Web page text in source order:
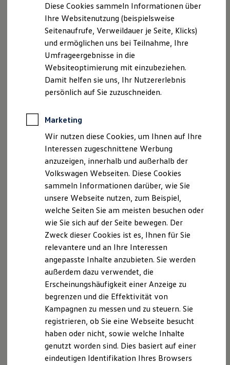
Behörden
Direktkunden
Sonderfahrzeuge
Anpfiff zum Gewinn
Elektromobilität
Elektroautos
ID. Tutorials
Elektrofahrzeugkonzepte
ID. EVERY1
Reichweite
Rekuperation
Laden unterwegs
Laden Zuhause
Ladestationen finden
Ladezeitensimulator
Batterie
Sicherheit
Nachhaltigkeit
Technologie
Kosten und Kauf
Kaufoptionen
E-Auto-Förderung
Software und Konnektivität
Die ID. Software 6
ID. Software Versionen und Updates
Digitale Extras
Schnittstellen zu Ihrem ID.
Hybridautos
Marke und Erlebnis
Volkswagen R und R Experience
R-Modelle
R Experience
Driving Experience
Volkswagen entdecken
Tel: +49 345 211560
Fax: +49 345 2115650
E-Mail:info.vw@asa-gruppe.de
Vertretende Geschäftsführung: Doreen Albrecht,
Michael Walter
Steuernummer: 110/105/04963
USt.-IDNr.: DE355369194
Registergericht: Amtsgericht Stendal
Handelsregisternummer: HRA 31792
Zuständige Kammern:
Handwerkskammer Halle
Graefestraße 24
06110 Halle
Eingetragen in die Handwerksrolle, Betriebsnummer:
2011014
Industrie- und Handelskammer Halle-Dessau
Strasse: Frankestr. 5
Ort: 06110 Halle
Eingetragen unter der Nummer: Mitgliedsnummer:
00396079
Inhaltlich Verantwortlichen für die Internetseiten
ASA Autohaus GmbH, Doreen Albrecht
Diese Cookies sammeln Informationen über
Ihre Websitenutzung (beispielsweise
Seitenaufrufe, Verweildauer je Seite, Klicks)
und ermöglichen uns bei Teilnahme, Ihre
Umfrageergebnisse in die
Websiteoptimierung mit einzubeziehen.
Damit helfen sie uns, Ihr Nutzererlebnis
persönlich auf Sie zuzuschneiden.
Marketing
Wir nutzen diese Cookies, um Ihnen auf Ihre
Interessen zugeschnittene Werbung
anzuzeigen, innerhalb und außerhalb der
Volkswagen Webseiten. Diese Cookies
sammeln Informationen darüber, wie Sie
unsere Webseite nutzen, zum Beispiel,
welche Seiten Sie am meisten besuchen oder
wie Sie sich auf der Seite bewegen. Der
Zweck dieser Cookies ist es, Ihnen für Sie
relevantere und an Ihre Interessen
angepasste Inhalte anzubieten. Sie werden
außerdem dazu verwendet, die
Erscheinungshäufigkeit einer Anzeige zu
begrenzen und die Effektivität von
Kampagnen zu messen und zu steuern. Sie
registrieren, ob Sie eine Webseite besucht
haben oder nicht, sowie welche Inhalte
genutzt worden sind. Dies basiert auf einer
eindeutigen Identifikation Ihres Browsers